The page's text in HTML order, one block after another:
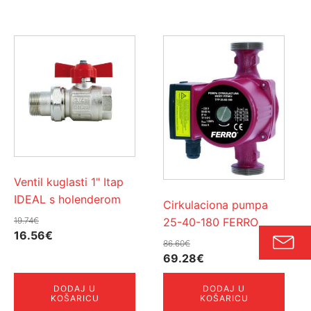
Ventil kuglasti 1" Itap
IDEAL s holenderom
19.74€
Izvorna
bila
19.74€.
16.56€
je:
16.56€.
DODAJ U
KOŠARICU
Cirkulaciona pumpa
25-40-180 FERRO
86.60€
Izvorna
cijena
69.28€
cijena
je:
DODAJ U
KOŠARICU